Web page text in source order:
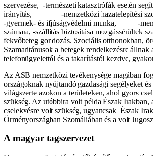
szervezése, -természeti katasztrófák esetén
irányítás, -nemzetközi hazatelepítési
-gyermek- és ifjúságvédelmi munka, -
számara, -szállítás biztosítása mozgássérültek
fekvőbeteg gondozás. Szociális otthonokban,
Szamaritánusok a betegek rendelkezésre állnak
telefonügyelettől és a takarítástól kezdve,
Az ASB nemzetközi tevékenysége magában
országoknak nyújtandó gazdasági segélyeket
világszerte azokon a területeken, ahol gyors
szükség. Az utóbbira volt példa Észak Irakban,
cselekvésre volt szükség, ugyancsak Észak
Örményországban Szomáliában és a volt
A magyar tagszervezet